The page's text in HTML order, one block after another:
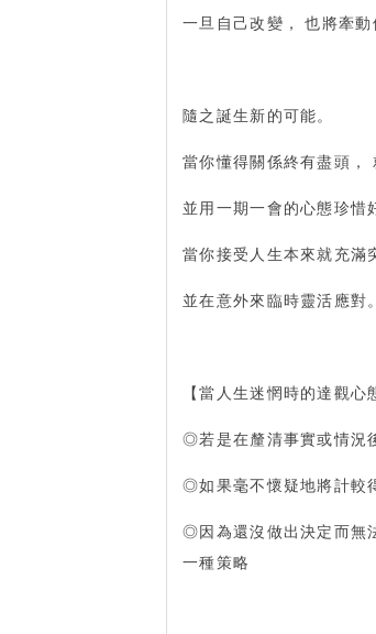
一旦自己改變， 也將牽動
隨之誕生新的可能。
當你懂得關係終有盡頭，
並用一期一會的心態珍惜
當你接受人生本來就充滿
並在意外來臨時靈活應對。
【當人生迷惘時的達觀心
◎若是在釐清事實或情況
◎如果毫不懷疑地將計較
◎因為還沒做出決定而無
一種策略